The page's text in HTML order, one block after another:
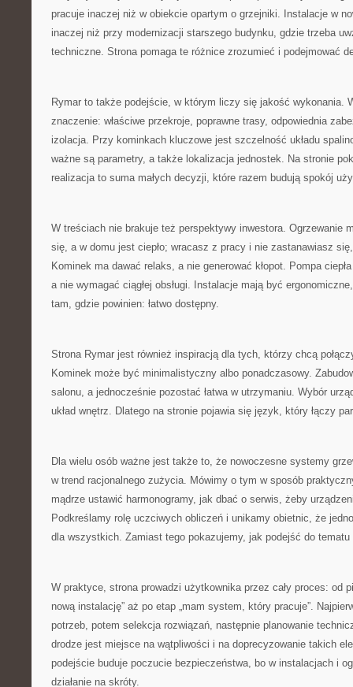
pracuje inaczej niż w obiekcie opartym o grzejniki. Instalacje w
inaczej niż przy modernizacji starszego budynku, gdzie trzeba
techniczne. Strona pomaga te różnice zrozumieć i podejmować
Rymar to także podejście, w którym liczy się jakość wykonania.
znaczenie: właściwe przekroje, poprawne trasy, odpowiednia
izolacja. Przy kominkach kluczowe jest szczelność układu
ważne są parametry, a także lokalizacja jednostek. Na stronie
realizacja to suma małych decyzji, które razem budują spokój
W treściach nie brakuje też perspektywy inwestora. Ogrzewanie
się, a w domu jest ciepło; wracasz z pracy i nie zastanawiasz
Kominek ma dawać relaks, a nie generować kłopot. Pompa
a nie wymagać ciągłej obsługi. Instalacje mają być
tam, gdzie powinien: łatwo dostępny.
Strona Rymar jest również inspiracją dla tych, którzy chcą
Kominek może być minimalistyczny albo ponadczasowy.
salonu, a jednocześnie pozostać łatwa w utrzymaniu. Wybór
układ wnętrz. Dlatego na stronie pojawia się język, który łączy
Dla wielu osób ważne jest także to, że nowoczesne systemy
w trend racjonalnego zużycia. Mówimy o tym w sposób
mądrze ustawić harmonogramy, jak dbać o serwis, żeby
Podkreślamy rolę uczciwych obliczeń i unikamy obietnic, że
dla wszystkich. Zamiast tego pokazujemy, jak podejść do tematu
W praktyce, strona prowadzi użytkownika przez cały proces: od
nową instalację” aż po etap „mam system, który pracuje”.
potrzeb, potem selekcja rozwiązań, następnie planowanie
drodze jest miejsce na wątpliwości i na doprecyzowanie takich
podejście buduje poczucie bezpieczeństwa, bo w instalacjach i
działanie na skróty.